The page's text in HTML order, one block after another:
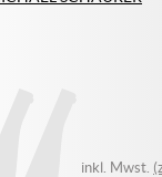
inkl. Mwst.